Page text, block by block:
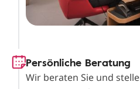
Persönliche Beratung
Wir beraten Sie und